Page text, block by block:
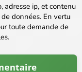
adresse ip, et contenu
données. En vertu
toute demande de